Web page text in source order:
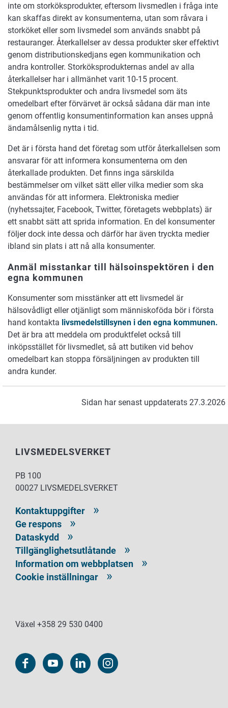
inte om storköksprodukter, eftersom livsmedlen i fråga inte
kan skaffas direkt av konsumenterna, utan som råvara i
storköket eller som livsmedel som används snabbt på
restauranger. Återkallelser av dessa produkter sker effektivt
genom distributionskedjans egen kommunikation och
andra kontroller. Storköksprodukternas andel av alla
återkallelser har i allmänhet varit 10-15 procent.
Stekpunktsprodukter och andra livsmedel som äts
omedelbart efter förvärvet är också sådana där man inte
genom offentlig konsumentinformation kan anses uppnå
ändamålsenlig nytta i tid.
Det är i första hand det företag som utför återkallelsen som
ansvarar för att informera konsumenterna om den
återkallade produkten. Det finns inga särskilda
bestämmelser om vilket sätt eller vilka medier som ska
användas för att informera. Elektroniska medier
(nyhetssajter, Facebook, Twitter, företagets webbplats) är
ett snabbt sätt att sprida information. En del konsumenter
följer dock inte dessa och därför har även tryckta medier
ibland sin plats i att nå alla konsumenter.
Anmäl misstankar till hälsoinspektören i den
egna kommunen
Konsumenter som misstänker att ett livsmedel är
hälsovådligt eller otjänligt som människoföda bör i första
hand kontakta livsmedelstillsynen i den egna kommunen.
Det är bra att meddela om produktfelet också till
inköpsstället för livsmedlet, så att butiken vid behov
omedelbart kan stoppa försäljningen av produkten till
andra kunder.
Sidan har senast uppdaterats 27.3.2026
LIVSMEDELSVERKET
PB 100
00027 LIVSMEDELSVERKET
Kontaktuppgifter
Ge respons
Dataskydd
Tillgänglighetsutlåtande
Information om webbplatsen
Cookie inställningar
Växel +358 29 530 0400